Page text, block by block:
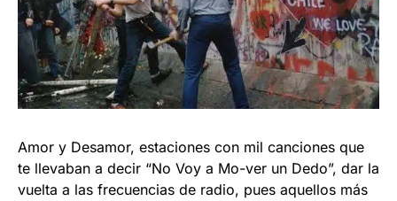
Amor y Desamor, estaciones con mil canciones que
te llevaban a decir “No Voy a Mo-ver un Dedo”, dar la
vuelta a las frecuencias de radio, pues aquellos más